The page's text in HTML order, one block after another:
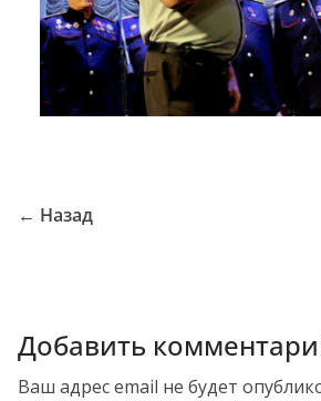
← Назад
Добавить
Ваш адрес email не будет